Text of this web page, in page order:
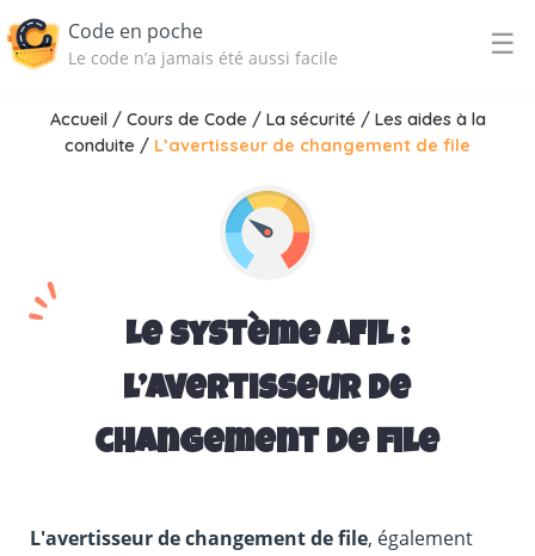
Code en poche
Le code n’a jamais été aussi facile ☰
Accueil/ Cours de Code / La sécurité / Les aides à la
conduite / L’avertisseur de changement de file
Le système AFIL :
l’avertisseur de
changement de file
L'avertisseur de changement de file, également